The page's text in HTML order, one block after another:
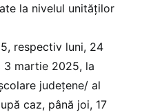
la nivelul unităților
respectiv luni, 24
3 martie 2025, la
județene/ al
caz, până joi, 17